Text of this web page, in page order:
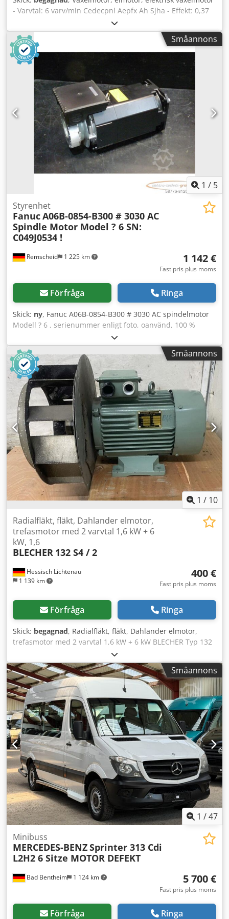
- Varvtal: 6 varv/min Cedecpnl Aepfx Ah Sjha - Effekt: 0,37
kW - Utförande: B3 - Axelns diameter: 40 mm -
Skyddsklass: IP 65 - Antal: 1x motor finns - Pris: per styck -
Mått: 675/260/H245 mm - Vikt: 47 kg
Småannons
1 / 5
Remscheid 1 225 km
Styrenhet
FanucA06B-0854-B300 # 3030 AC
Spindle Motor Model ? 6 SN:
C049J0534 !
1 142 €
Fast pris plus moms
Förfråga Ringa
Skick: ny, Fanuc A06B-0854-B300 # 3030 AC spindelmotor
Modell ? 6 , serienummer enligt foto, oanvänd, 100 %
fungerande, (fläktgaller saknas) Leverans enligt bilder OBS:
Kostnader för emballage och frakt tillkommer och begärs
separat! Cedpji D H N Djfx Ah Seha
Småannons
1 / 10
Hessisch Lichtenau
1 139 km
Radialfläkt, fläkt, Dahlander elmotor,
trefasmotor med 2 varvtal 1,6 kW + 6
kW, 1,6
BLECHER 132 S4 / 2
400 €
Fast pris plus moms
Förfråga Ringa
Skick: begagnad, Radialfläkt, fläkt, Dahlander elmotor,
trefasmotor med 2 varvtal 1,6 kW + 6 kW BLECHER Typ 132
S4 / 2 För utsug, kylning eller ventilation
Fläkthjulsdiameter: Ø 400 mm Fläkthjulsbredd: 175 mm
Axeldiameter motoraxel: Ø 38 mm Motorutförande:
Dahlander stjärn / dubbelstjärn Motorvarvtal: 1440 / 2870
varv/min. Chodpfx Aozinyhjh Sea Poltal: 8 / 4 Motoreffekt:
1,6 / 6 kW Nätanslutning: 400 Volt, 50 Hz - Dahlander
trefasmotor med 2 varvtal - Fläkthjul i metall - Fläktkåpa i
metall Ø 465 mm - Elmotor med standardfotfläns, fästhål Ø
11,5 mm / hålavstånd 215 x 140 mm Utrymmesbehov L x B
x H: 570 x 465 x 465 mm Vikt: 57 kg Bra skick 2 stycken
tillgängliga, pris per styck.
Småannons
1 /47
Bad Bentheim 1 124 km
Minibuss
MERCEDES-BENZSprinter 313 Cdi
L2H2 6 Sitze MOTOR DEFEKT
5 700 €
Fast pris plus moms
Förfråga Ringa